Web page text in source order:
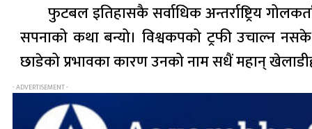
फुटबल इतिहासकै सर्वाधिक अन्तर्राष्ट्रिय
सपनाको कथा बन्यो। विश्वकपको ट्रफी उचाल्न
छाडेको प्रभावका कारण उनको नाम सधैं महान्
- ADVERTISEMENT -